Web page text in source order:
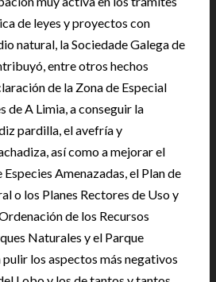
de leyes y proyectos con
natural, la Sociedade Galega de
entre otros hechos
de la Zona de Especial
de A Limia, a conseguir la
pardilla, el avefría y
así como a mejorar el
Amenazadas, el Plan de
o los Planes Rectores de Uso y
de los Recursos
Naturales y el Parque
los aspectos más negativos